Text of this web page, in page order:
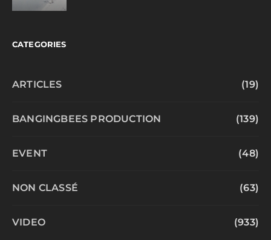
CATEGORIES
ARTICLES (19)
BANGINGBEES PRODUCTION (139)
EVENT (48)
NON CLASSÉ (63)
VIDEO (933)